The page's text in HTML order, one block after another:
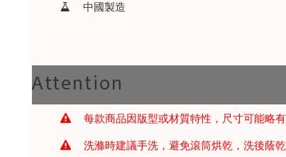
中國製造
Attention
每款商品因版型或材質特性，尺寸可能略
洗滌時建議手洗，避免滾筒烘乾，洗後蔭乾